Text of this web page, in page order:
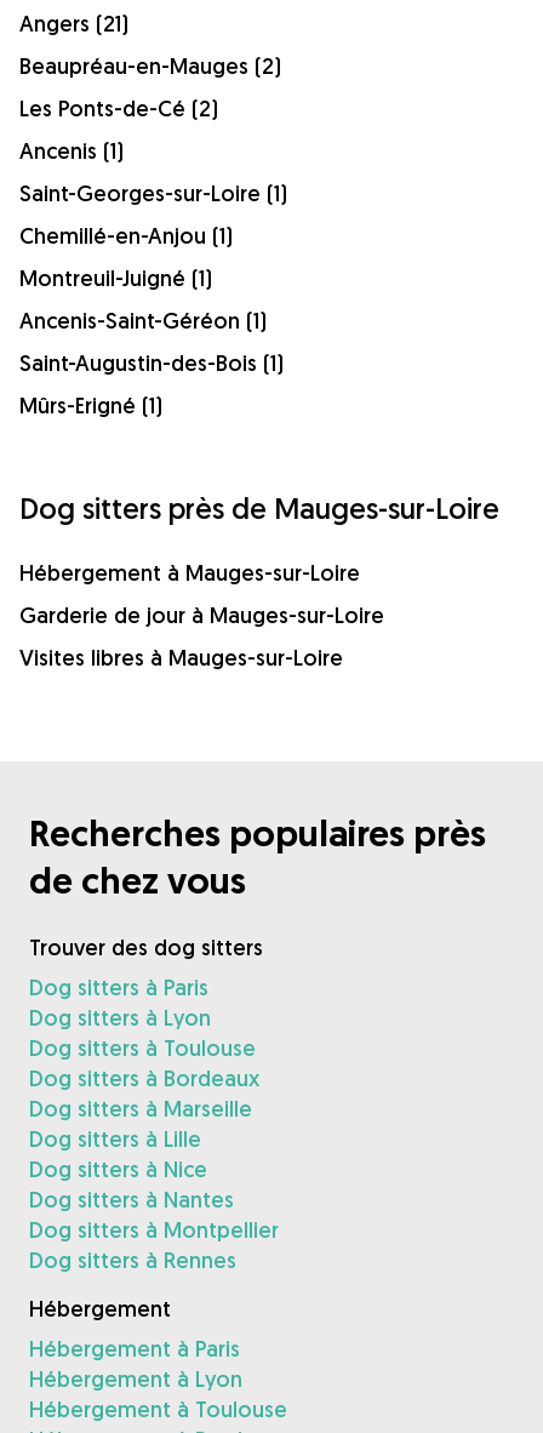
Angers (21)
Beaupréau-en-Mauges (2)
Les Ponts-de-Cé (2)
Ancenis (1)
Saint-Georges-sur-Loire (1)
Chemillé-en-Anjou (1)
Montreuil-Juigné (1)
Ancenis-Saint-Géréon (1)
Saint-Augustin-des-Bois (1)
Mûrs-Erigné (1)
Dog sitters près de Mauges-sur-Loire
Hébergement à Mauges-sur-Loire
Garderie de jour à Mauges-sur-Loire
Visites libres à Mauges-sur-Loire
Recherches populaires près
de chez vous
Trouver des dog sitters
Dog sitters à Paris
Dog sitters à Lyon
Dog sitters à Toulouse
Dog sitters à Bordeaux
Dog sitters à Marseille
Dog sitters à Lille
Dog sitters à Nice
Dog sitters à Nantes
Dog sitters à Montpellier
Dog sitters à Rennes
Hébergement
Hébergement à Paris
Hébergement à Lyon
Hébergement à Toulouse